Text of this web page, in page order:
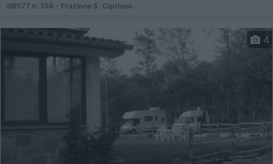
SR577 n. 158 - Frazione S. Cipriano
4